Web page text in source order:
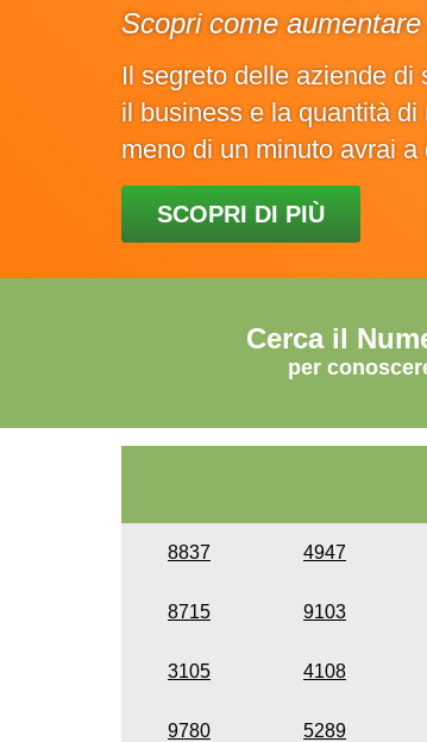
Scopri come
Il segreto delle aziende di
il business e la quantità
meno di un minuto avrai
SCOPRI DI PIÙ
Cerca il
per
8837 4947
8715 9103
3105 4108
9780 5289